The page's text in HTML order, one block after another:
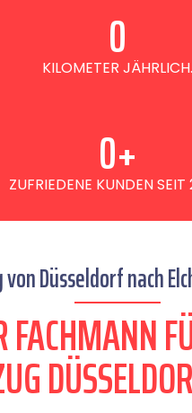
KILOMETER JÄHRLICH.
0
ZUFRIEDENE KUNDEN
0+
Düsseldorf nach
FACHMANN